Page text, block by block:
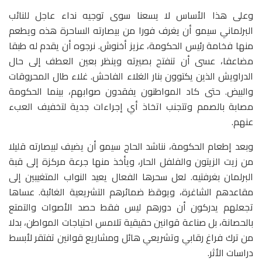
وعلى هذا الأساس لا يسعنا سوى توجيه نداء عاجل للنائب
البرلماني سيمو أن يغرف فورا من بيصارته الساحرة هذه ويطعم
منها فخامة رئيس الحكومة، عزيز أخنوش. نرجوه أن يقدم له طبقا
مضاعفا، عسى أن تنفتح بصيرته وينظر بعين العطف إلى حال
الدراويش الذين يكتوون بنار الغلاء الفاحش. غلاء طال المحروقات
والبيض. حتى كاد المواطنون يفقدون صوابهم، بينما الحكومة
مصابة بالصمم وتتجنب اتخاذ أي إجراءات جدية لتخفيف العبء
عنهم.
وبعد إطعام الحكومة، نناشد الحاج سيمو أن يضيف لبيصارته قليلا
من زيت الزيتون والفلفل الحار، ويأخذ منها جرعة مركزة إلى قبة
البرلمان بغرفتيه. لعل سحرها الفعال يعيد النواب المتغيبين إلى
مقاعدهم الشاغرة، ويوقظ ضمائرهم التشريعية الغائبة. عساها
تجعلهم يدركون أن دورهم ليس فقط حصد الأصوات والتمتع
بالحصانة، بل صناعة قوانين حقيقية تلامس احتياجات المواطن، بدلا
من ترك فراغ رقابي وتشريعي هائل ومشاريع قوانين تفتقر لأبسط
دراسات الأثر.